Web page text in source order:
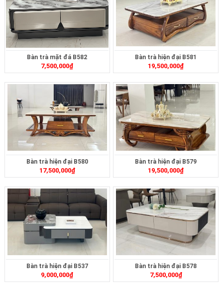
Bàn trà mặt đá B582
7,500,000₫
Bàn trà hiện đại B581
19,500,000₫
Bàn trà hiện đại B580
17,500,000₫
Bàn trà hiện đại B579
19,500,000₫
Bàn trà hiện đại B537
9,000,000₫
Bàn trà hiện đại B578
7,500,000₫